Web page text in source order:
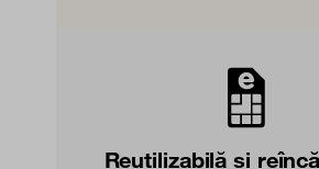
Reutilizabilă și